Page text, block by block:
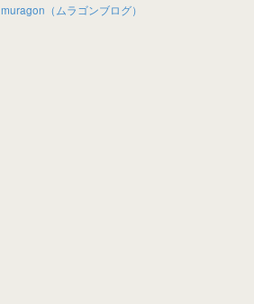
muragon（ムラゴンブログ）